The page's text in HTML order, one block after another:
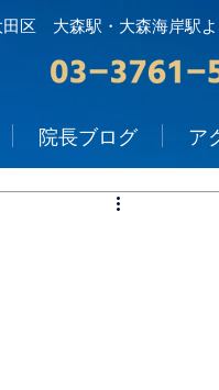
田区 大森駅・大森海岸駅
院長ブログ ア